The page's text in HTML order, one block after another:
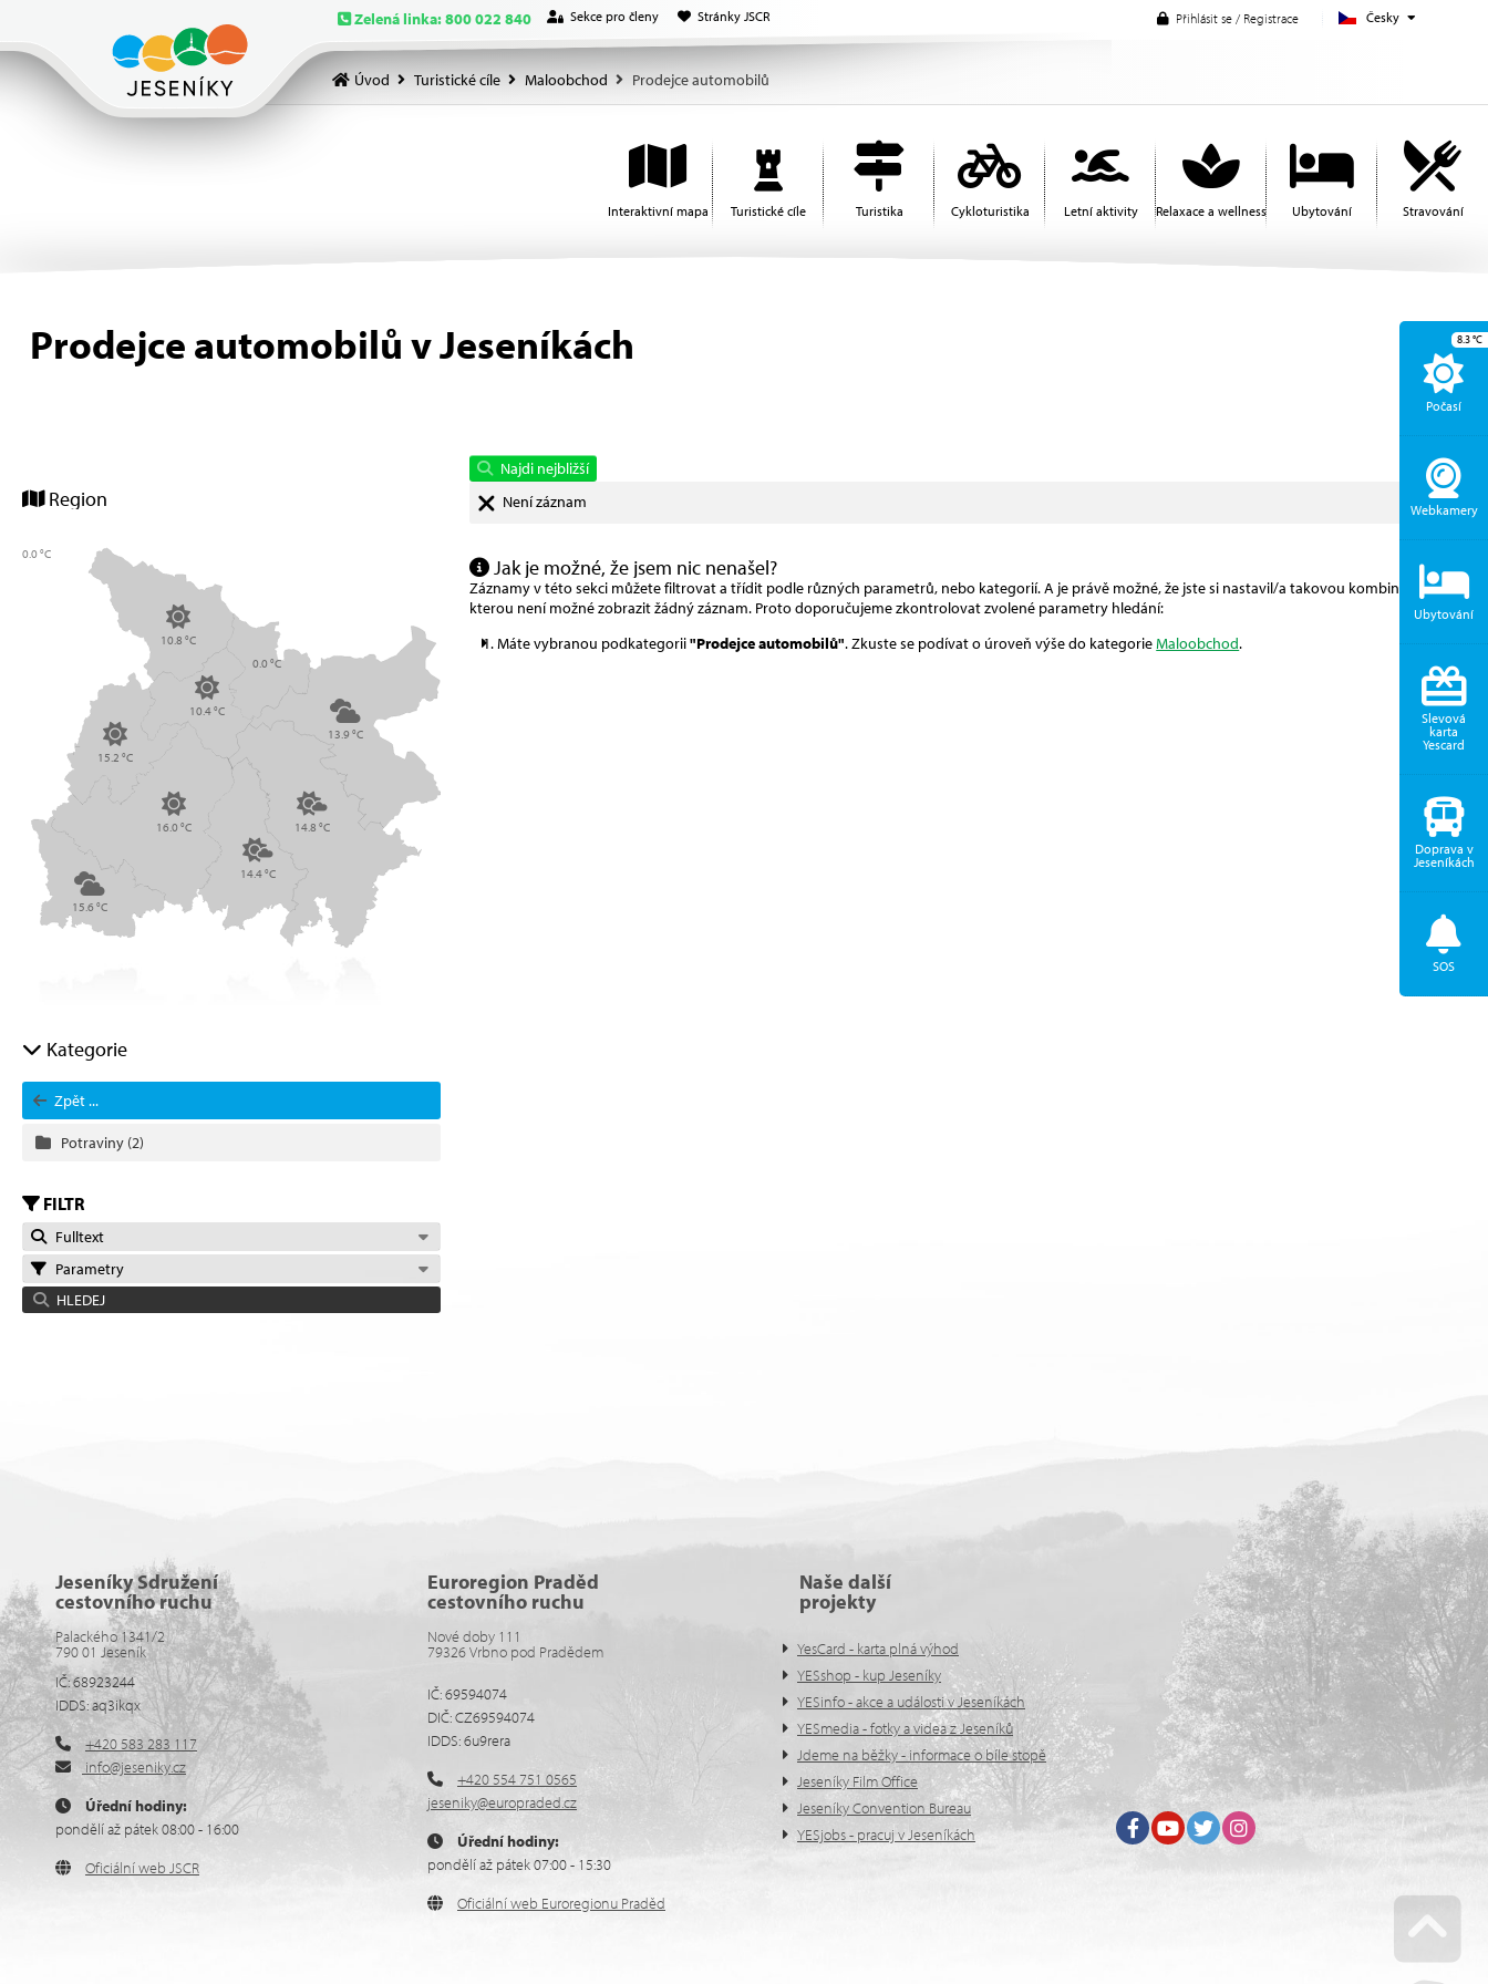
Česky
Přihlásit se / Registrace
Zelená linka: 800 022 840 Sekce pro členy Stránky JSCR
Úvod Turistické cíle Maloobchod Prodejce automobilů
Interaktivní mapa Turistické cíle Turistika Cykloturistika Letní aktivity Relaxace a wellness Ubytování Stravování
Prodejce automobilů v Jeseníkách
Region
10.4 °C
16.0 °C
10.8 °C
0.0 °C
15.6 °C
15.2 °C
14.8 °C
14.4 °C
13.9 °C
0.0 °C
Kategorie
Zpět ...
Potraviny (2)
FILTR
Fulltext
Parametry
HLEDEJ
Najdi nejbližší
Není záznam
Jak je možné, že jsem nic nenašel?
Záznamy v této sekci můžete filtrovat a třídit podle různých parametrů, nebo kategorií. A je právě možné, že jste si nastavil/a takovou kombinaci, pro
kterou není možné zobrazit žádný záznam. Proto doporučujeme zkontrolovat zvolené parametry hledání:
Máte vybranou podkategorii"Prodejce automobilů". Zkuste se podívat o úroveň výše do kategorieMaloobchod.
Jeseníky Sdružení
cestovního ruchu
Palackého 1341/2
790 01 Jeseník
IČ: 68923244
IDDS: aq3ikqx
+420 583 283 117
info@jeseniky.cz
Úřední hodiny:
pondělí až pátek 08:00 - 16:00
Oficiální web JSCR
Euroregion Praděd
cestovního ruchu
Nové doby 111
79326 Vrbno pod Pradědem
IČ: 69594074
DIČ: CZ69594074
IDDS: 6u9rera
+420 554 751 0565
jeseniky@europraded.cz
Úřední hodiny:
pondělí až pátek 07:00 - 15:30
Oficiální web Euroregionu Praděd
Naše další
projekty
YesCard - karta plná výhod
YESshop - kup Jeseníky
YESinfo - akce a události v Jeseníkách
YESmedia - fotky a videa z Jeseníků
Jdeme na běžky - informace o bíle stopě
Jeseníky Film Office
Jeseníky Convention Bureau
YESjobs - pracuj v Jeseníkách
FacebookYoutubeTwitter Instagram
Počasí
8.3°C
Webkamery
Ubytování
Slevová
karta
Yescard
Doprava v
Jeseníkách
SOS